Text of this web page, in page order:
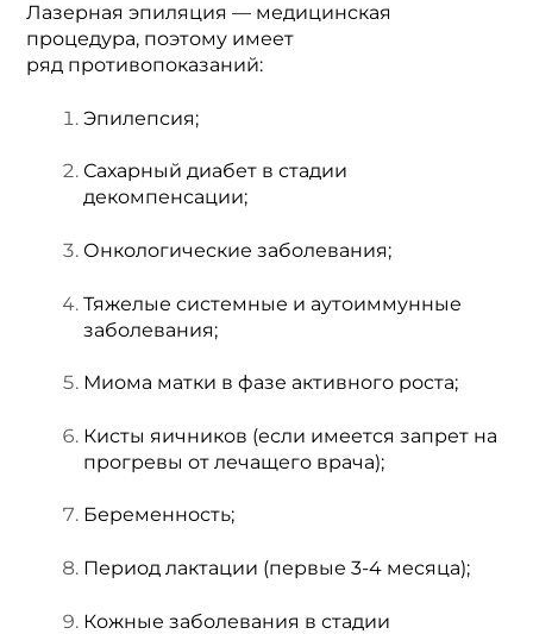
:
Лазерная эпиляция — медицинская
процедура, поэтому имеет
ряд противопоказаний:
Эпилепсия;
Сахарный диабет в стадии
декомпенсации;
Онкологические заболевания;
Тяжелые системные и аутоиммунные
заболевания;
Миома матки в фазе активного роста;
Кисты яичников (если имеется запрет на
прогревы от лечащего врача);
Беременность;
Период лактации (первые 3-4 месяца);
Кожные заболевания в стадии